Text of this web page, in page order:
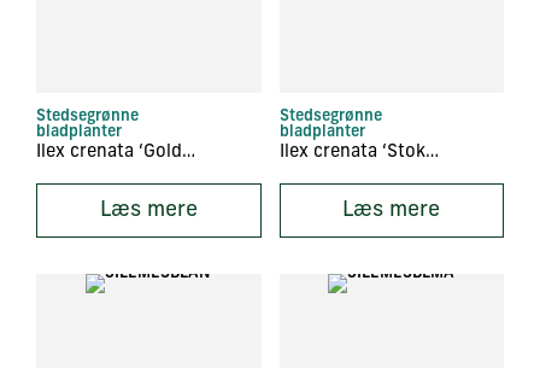
Stedsegrønne
bladplanter
Ilex crenata ‘Golden Gem’
Læs mere
Stedsegrønne
bladplanter
Ilex crenata ‘Stokes’
Læs mere